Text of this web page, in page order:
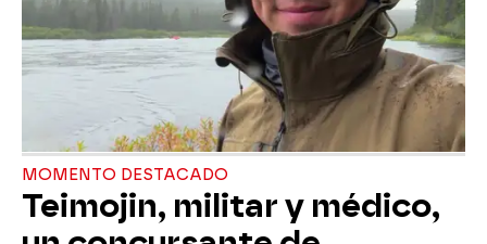
MOMENTO DESTACADO
Teimojin, militar y médico,